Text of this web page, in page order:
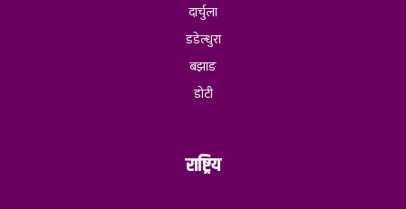
दार्चुला
डडेल्धुरा
बझाङ
डोटी
राष्ट्रिय